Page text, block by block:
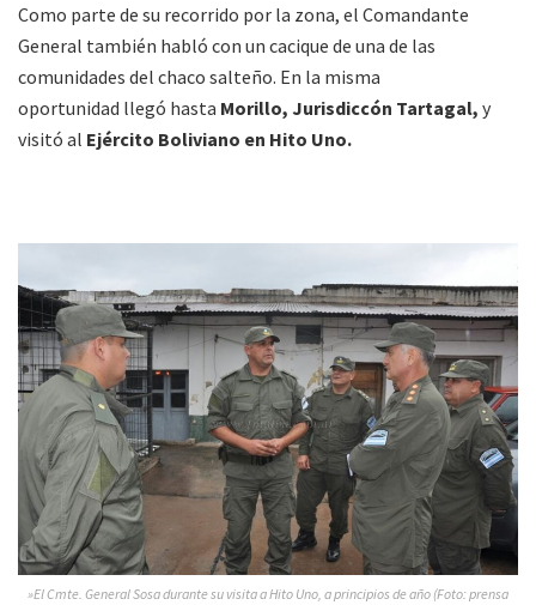
Como parte de su recorrido por la zona, el Comandante
General también habló con un cacique de una de las
comunidades del chaco salteño. En la misma
oportunidad llegó hasta Morillo, Jurisdiccón Tartagal, y
visitó al Ejército Boliviano en Hito Uno.
»El Cmte. General Sosa durante su visita a Hito Uno, a principios de año (Foto: prensa